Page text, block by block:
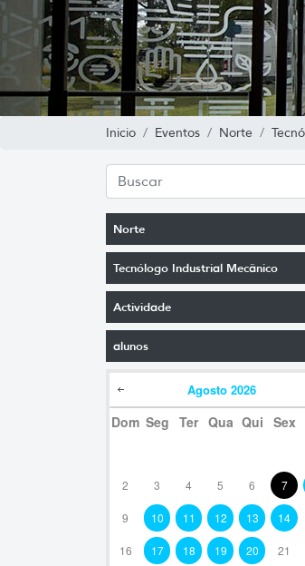
Inicio Eventos Norte
Norte
Tecnólogo Industrial Mecânico
Actividade
alunos
Agosto 2026
Dom Seg Ter Qua Qui Sex
2 3 4 5 6 7
9 10 11 12 13 14
16 17 18 19 20 21